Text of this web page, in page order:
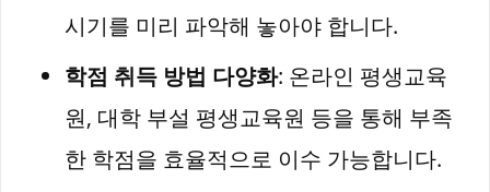
시기를 미리 파악해 놓아야 합니다.
학점 취득 방법 다양화: 온라인 평생교육
원, 대학 부설 평생교육원 등을 통해 부족
한 학점을 효율적으로 이수 가능합니다.